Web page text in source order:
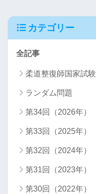
カテゴリー
全記事
柔道整復師国家試験
ランダム問題
第34回（2026年）
第33回（2025年）
第32回（2024年）
第31回（2023年）
第30回（2022年）